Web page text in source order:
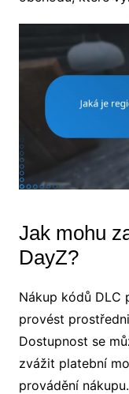
Jak mohu
DayZ?
Nákup kódů DLC
provést
Dostupnost se
zvážit platební
provádění nákupu.